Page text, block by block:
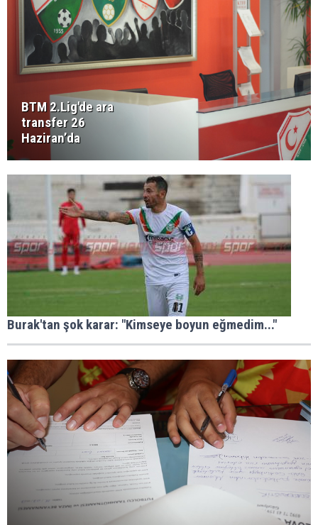
BTM 2.Lig'de ara
transfer 26
Haziran’da
Burak'tan şok karar: "Kimseye boyun eğmedim..."